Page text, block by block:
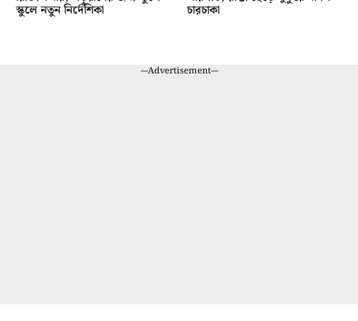
স্কুলে নতুন নির্দেশিকা চারচাকা
---Advertisement---